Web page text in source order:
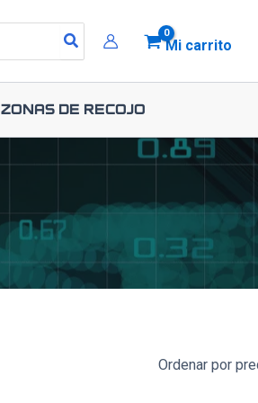
Mi carrito
Zonas de recojo